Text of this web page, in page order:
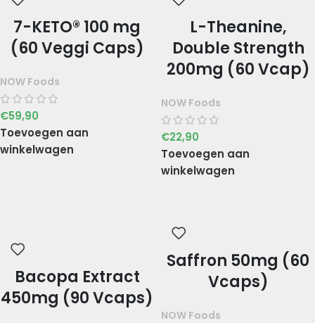
7-KETO® 100 mg
(60 Veggi Caps)
NOW Foods
€59,90
Toevoegen aan
winkelwagen
L-Theanine,
Double Strength
200mg (60 Vcap)
NOW Foods
€22,90
Toevoegen aan
winkelwagen
Bacopa Extract
450mg (90 Vcaps)
Saffron 50mg (60
Vcaps)
NOW Foods